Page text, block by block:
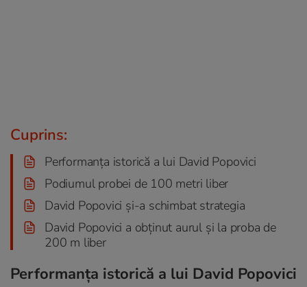
Cuprins:
Performanța istorică a lui David Popovici
Podiumul probei de 100 metri liber
David Popovici și-a schimbat strategia
David Popovici a obținut aurul și la proba de
200 m liber
Performanța istorică a lui David Popovici